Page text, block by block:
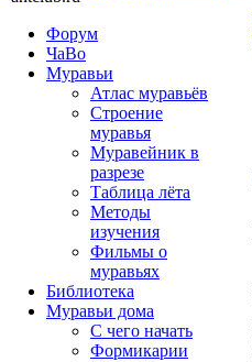
Форум
ЧаВо
Муравьи
Атлас муравьёв
Строение
муравья
Муравейник в
разрезе
Таблица лёта
Методы
изучения
Фильмы о
муравьях
Библиотека
Муравьи дома
С чего начать
Формикарии